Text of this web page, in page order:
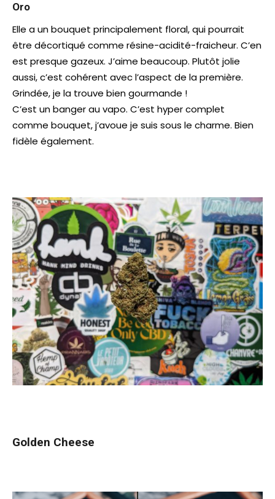
Oro
Elle a un bouquet principalement floral, qui pourrait
être décortiqué comme résine-acidité-fraicheur. C’en
est presque gazeux. J’aime beaucoup. Plutôt jolie
aussi, c’est cohérent avec l’aspect de la première.
Grindée, je la trouve bien gourmande !
C’est un banger au vapo. C’est hyper complet
comme bouquet, j’avoue je suis sous le charme. Bien
fidèle également.
Golden Cheese